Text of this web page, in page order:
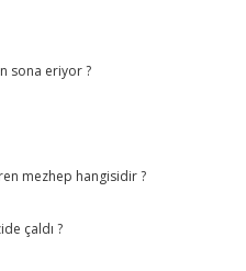
sona eriyor ?
mezhep hangisidir ?
çaldı ?